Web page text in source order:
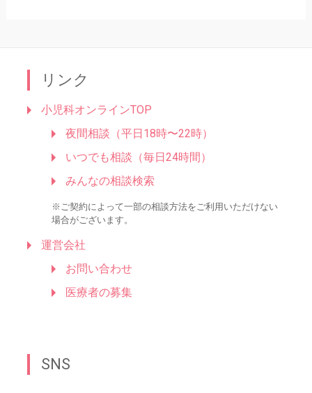
リンク
小児科オンラインTOP
夜間相談（平日18時〜22時）
いつでも相談（毎日24時間）
みんなの相談検索
※ご契約によって一部の相談方法をご利用いただけない
場合がございます。
運営会社
お問い合わせ
医療者の募集
SNS